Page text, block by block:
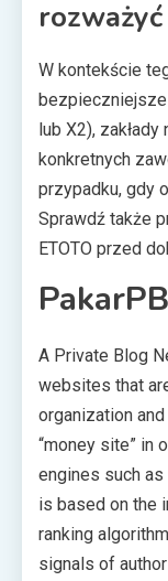
W kontekście
bezpieczniejsze
lub X2),
konkretnych
przypadku, gdy
Sprawdź także
ETOTO przed
A Private Blog
websites that
organization
“money site” in
engines such as
is based on the
ranking
signals of